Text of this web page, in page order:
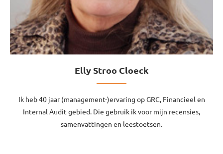
Elly Stroo Cloeck
Ik heb 40 jaar (management-)ervaring op GRC, Financieel en
Internal Audit gebied. Die gebruik ik voor mijn recensies,
samenvattingen en leestoetsen.